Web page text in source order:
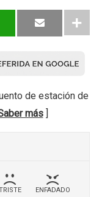
de estación de
más]
ENFADADO